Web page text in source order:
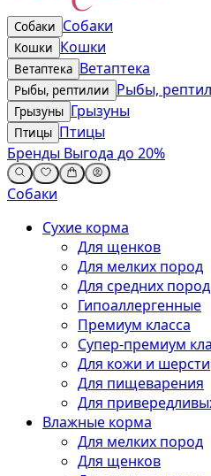
Собаки Собаки
Кошки Кошки
Ветаптека Ветаптека
Рыбы, рептилии Рыбы,
Грызуны Грызуны
Птицы Птицы
Бренды Выгода до 20%
Собаки
Сухие корма
Для щенков
Для мелких пород
Для средних пород
Гипоаллергенные
Премиум класса
Супер-премиум
Для кожи и шерсти
Для пищеварения
Для
Влажные корма
Для мелких пород
Для щенков